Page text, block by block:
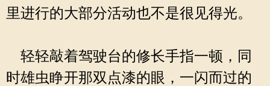
里进行的大部分活动也不是很见得光。
轻轻敲着驾驶台的修长手指一顿，同
时雄虫睁开那双点漆的眼，一闪而过的